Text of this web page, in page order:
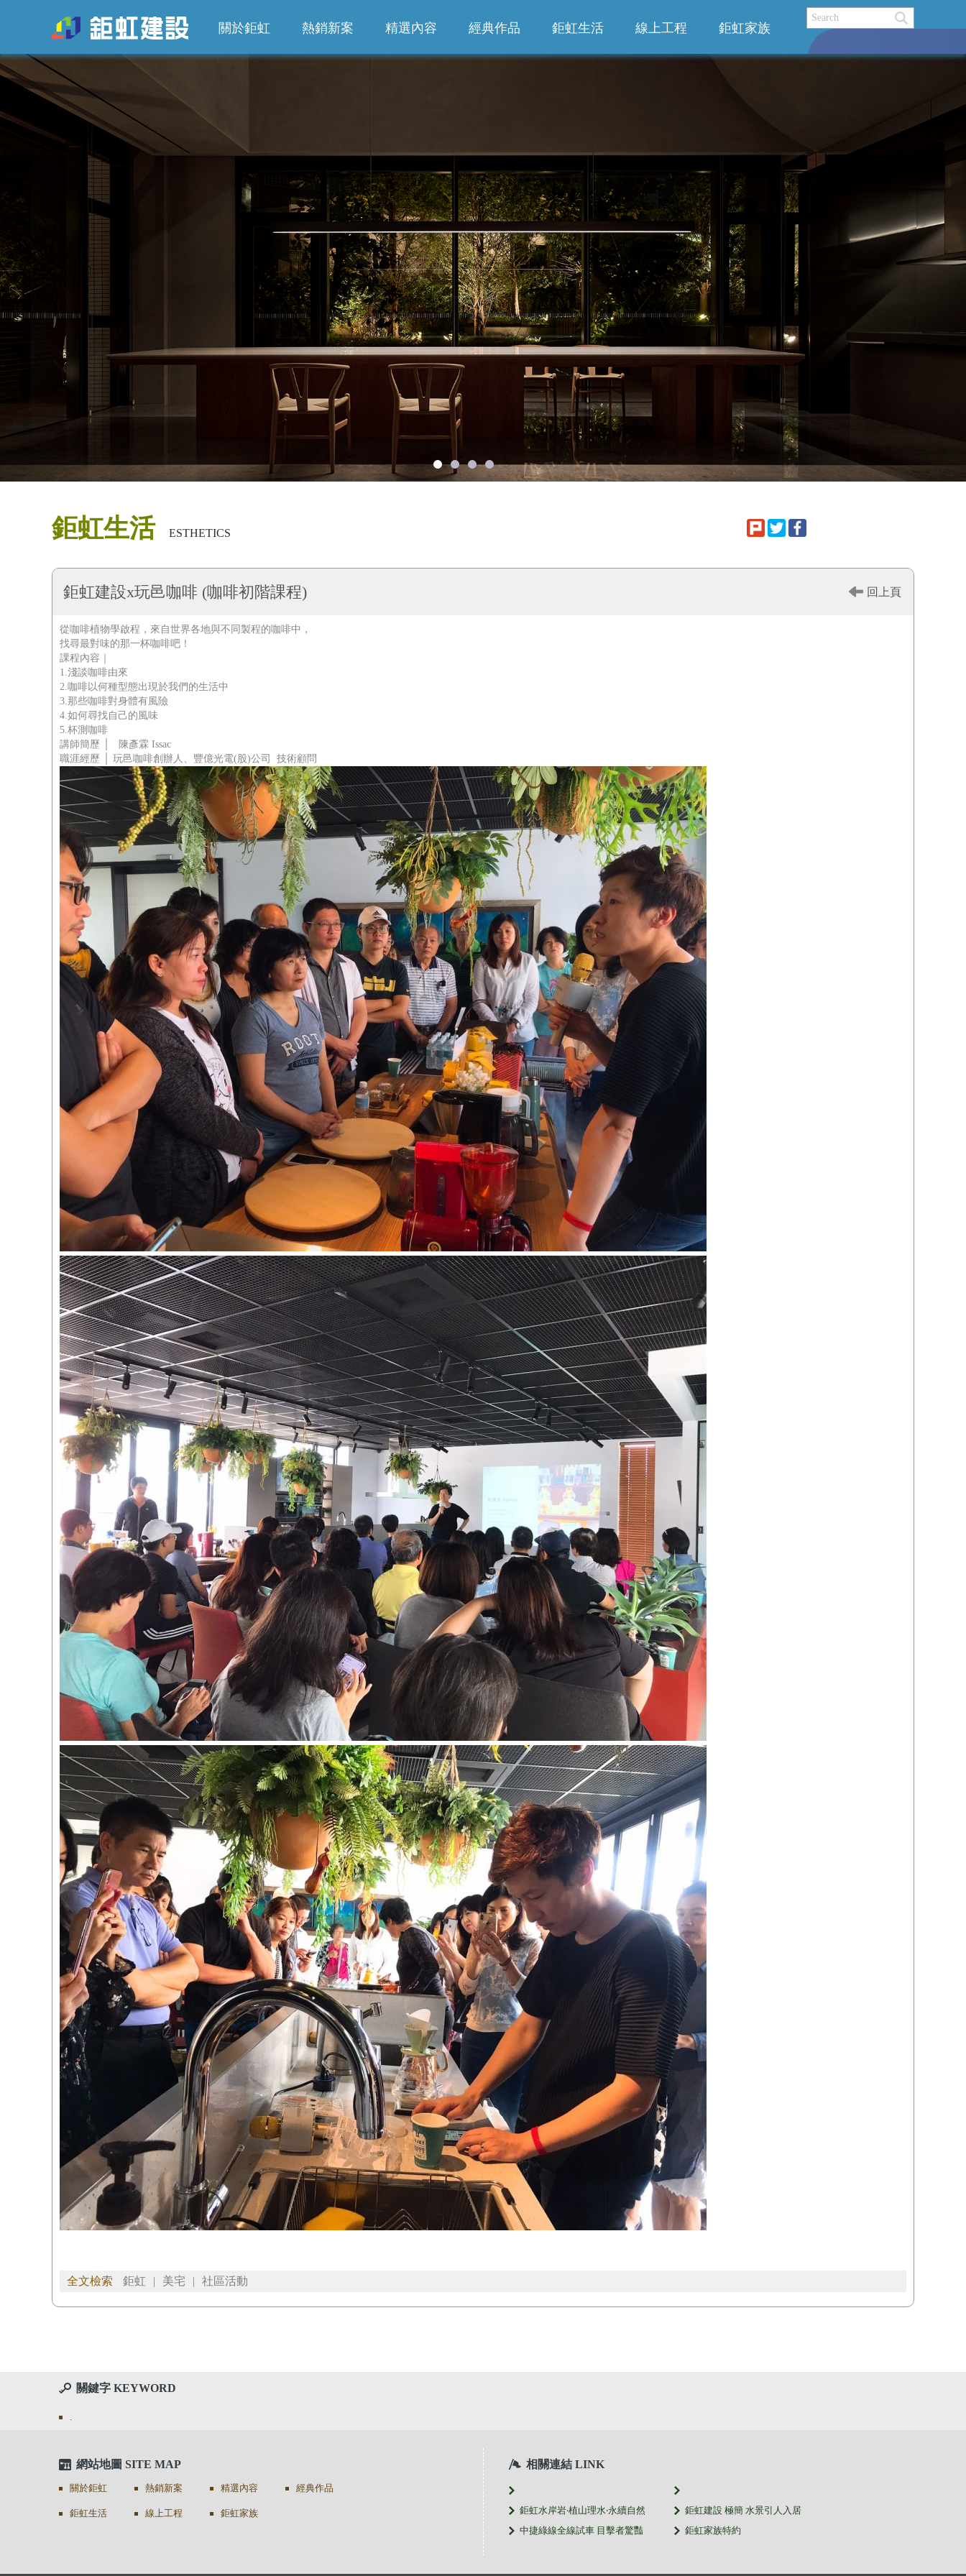
關於鉅虹 熱銷新案 精選內容 經典作品 鉅虹生活 線上工程 鉅虹家族
1 2 3 4
鉅虹生活 ESTHETICS
鉅虹建設x玩邑咖啡 (咖啡初階課程) 回上頁
從咖啡植物學啟程，來自世界各地與不同製程的咖啡中，
找尋最對味的那一杯咖啡吧！
課程內容｜
1.淺談咖啡由來
2.咖啡以何種型態出現於我們的生活中
3.那些咖啡對身體有風險
4.如何尋找自己的風味
5.杯測咖啡
講師簡歷 │ 陳彥霖 Issac
職涯經歷 │ 玩邑咖啡創辦人、豐億光電(股)公司 技術顧問
全文檢索 鉅虹 | 美宅 | 社區活動
關鍵字 KEYWORD
.
網站地圖 SITE MAP
關於鉅虹
鉅虹生活
熱銷新案
線上工程
精選內容
鉅虹家族
經典作品
相關連結 LINK
鉅虹水岸岩‧植山理水‧永續自然
鉅虹建設 極簡 水景引人入居
中捷綠線全線試車 目擊者驚豔
鉅虹家族特約